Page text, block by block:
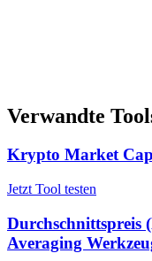
Verwandte
Krypto Market
Jetzt Tool testen
Durchschnittspreis
Averaging